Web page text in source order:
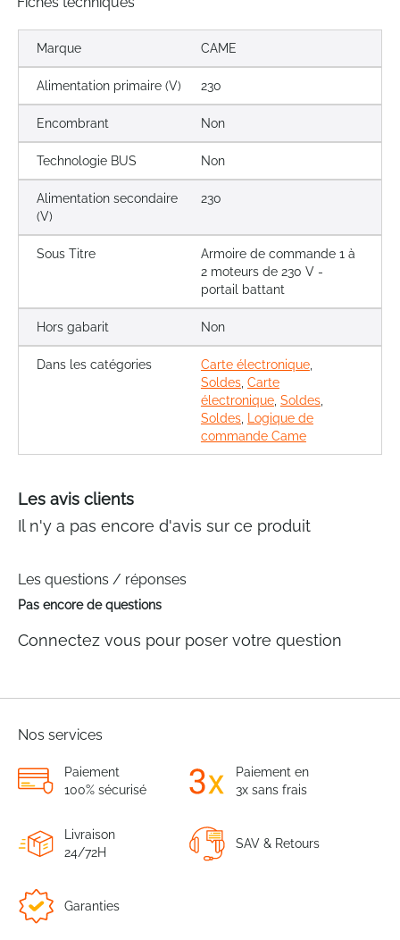
Marque CAME
Alimentation primaire (V) 230
Encombrant Non
Technologie BUS Non
Alimentation secondaire
(V)
230
Sous Titre
Armoire de commande 1 à
2 moteurs de 230 V -
portail battant
Hors gabarit Non
Dans les catégories Carte électronique,
Soldes, Carte
électronique, Soldes,
Soldes, Logique de
commande Came
Les avis clients
Il n'y a pas encore d'avis sur ce produit
Les questions / réponses
Pas encore de questions
Connectez vous pour poser votre question
Nos services
Paiement
100% sécurisé
Paiement en
3x sans frais
Livraison
24/72H
SAV & Retours
Garanties